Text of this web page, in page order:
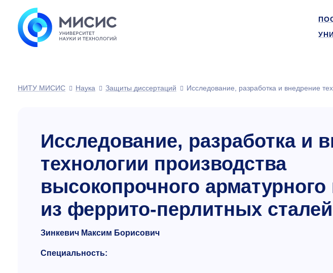
НИТУ МИСИС Наука Защиты диссертаций Исследование, разработка и внедрение
Исследование, разработка и
технологии производства
высокопрочного арматурного
из феррито-перлитных сталей
Зинкевич Максим Борисович
Специальность: